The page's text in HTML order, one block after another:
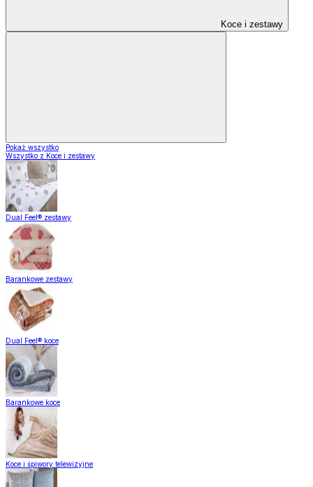
Koce i zestawy
Pokaż wszystko
Wszystko z Koce i zestawy
Dual Feel® zestawy
Barankowe zestawy
Dual Feel® koce
Barankowe koce
Koce i śpiwory telewizyjne